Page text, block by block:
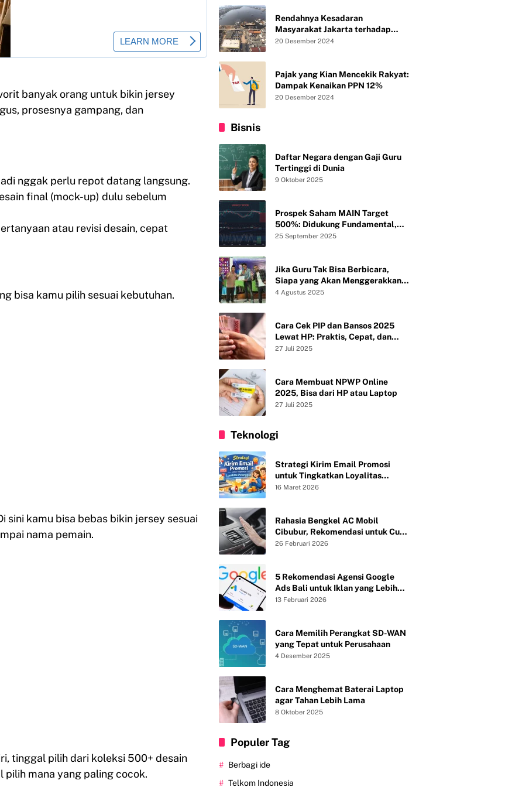
banyak orang untuk bikin jersey
prosesnya gampang, dan
nggak perlu repot datang langsung.
final (mock-up) dulu sebelum
atau revisi desain, cepat
bisa kamu pilih sesuai kebutuhan.
sini kamu bisa bebas bikin jersey sesuai
nama pemain.
tinggal pilih dari koleksi 500+ desain
pilih mana yang paling cocok.
Rendahnya Kesadaran
Masyarakat Jakarta terhadap
Kebersihan Lingkungan
20 Desember 2024
Pajak yang Kian Mencekik Rakyat:
Dampak Kenaikan PPN 12%
20 Desember 2024
Bisnis
Daftar Negara dengan Gaji Guru
Tertinggi di Dunia
9 Oktober 2025
Prospek Saham MAIN Target
500%: Didukung Fundamental,
Valuasi, dan Teknikal
25 September 2025
Jika Guru Tak Bisa Berbicara,
Siapa yang Akan Menggerakkan
Peradaban?
4 Agustus 2025
Cara Cek PIP dan Bansos 2025
Lewat HP: Praktis, Cepat, dan
Tanpa Ribet
27 Juli 2025
Cara Membuat NPWP Online
2025, Bisa dari HP atau Laptop
27 Juli 2025
Teknologi
Strategi Kirim Email Promosi
untuk Tingkatkan Loyalitas
Pelanggan
16 Maret 2026
Rahasia Bengkel AC Mobil
Cibubur, Rekomendasi untuk Cuci
Evaporator dan Isi Freon agar AC
26 Februari 2026
5 Rekomendasi Agensi Google
Ads Bali untuk Iklan yang Lebih
Efektif
13 Februari 2026
Cara Memilih Perangkat SD-WAN
yang Tepat untuk Perusahaan
4 Desember 2025
Cara Menghemat Baterai Laptop
agar Tahan Lebih Lama
8 Oktober 2025
Populer Tag
Berbagi ide
Telkom Indonesia